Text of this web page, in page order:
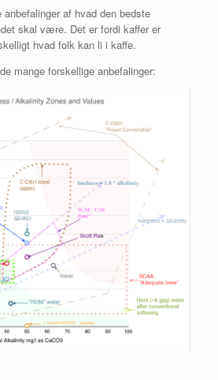
af hvad den bedste
skal være. Det er fordi kaffer er
hvad folk kan li i kaffe.
mange forskellige anbefalinger: